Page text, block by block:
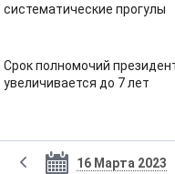
систематические прогулы
Срок полномочий
увеличивается до 7 лет
16 Марта 2023